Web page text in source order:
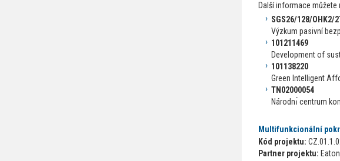
Další informace můžete
SGS26/128/OHK2/
Výzkum pasivní
101211469
Development of
101138220
Green Intelligent
TN02000054
Národnı́ centrum
Multifunkcionální
Kód projektu:
Partner projektu: Eaton